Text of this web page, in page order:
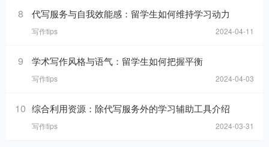
8 代写服务与自我效能感：留学生如何维持学习动力
写作tips 2024-04-11
9 学术写作风格与语气：留学生如何把握平衡
写作tips 2024-04-03
10 综合利用资源：除代写服务外的学习辅助工具介绍
写作tips 2024-03-31